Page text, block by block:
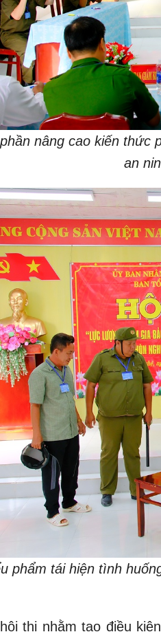
nâng cao kiến thức
an
phẩm tái hiện tình
thi nhằm tạo điều